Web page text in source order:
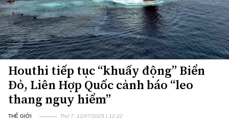
Houthi tiếp tục “khuấy động” Biển
Đỏ, Liên Hợp Quốc cảnh báo “leo
thang nguy hiểm”
THẾ GIỚI Thứ 7, 12/07/2025 | 12:22